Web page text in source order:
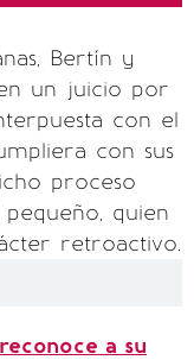
Bertín y
un juicio por
con el
con sus
proceso
quien
retroactivo.
a su